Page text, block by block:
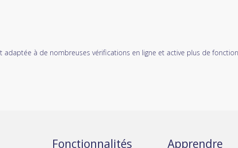
adaptée à de nombreuses vérifications en ligne et active plus de
Fonctionnalités Apprendre